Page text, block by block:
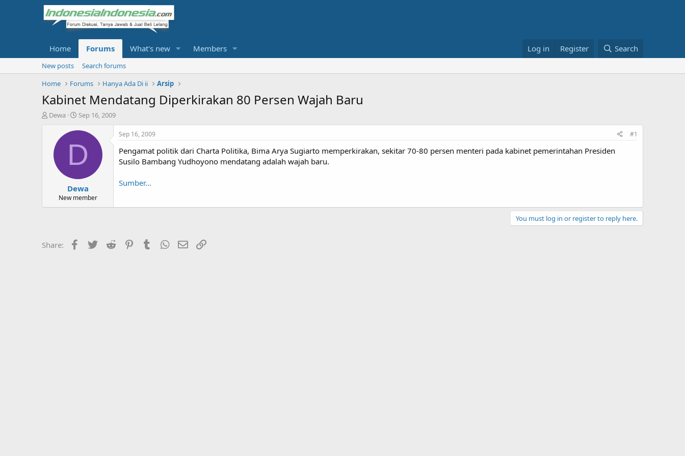
Home Forums What's new Members Log in Register Search
New posts
Search forums
Home
Forums Hanya Ada Di ii Arsip
Kabinet Mendatang Diperkirakan 80 Persen Wajah Baru
T
t
Dewa
S
a
d
t
e
Sep 16, 2009
D
Dewa
New member
Sep 16, 2009 #1
Pengamat politik dari Charta Politika, Bima Arya Sugiarto memperkirakan, sekitar 70-80 persen menteri pada kabinet pemerintahan Presiden
Susilo Bambang Yudhoyono mendatang adalah wajah baru.
Sumber...
You must log in or register to reply here.
Share: Facebook
Twitter Reddit PinterestTumblrWhatsApp
Email